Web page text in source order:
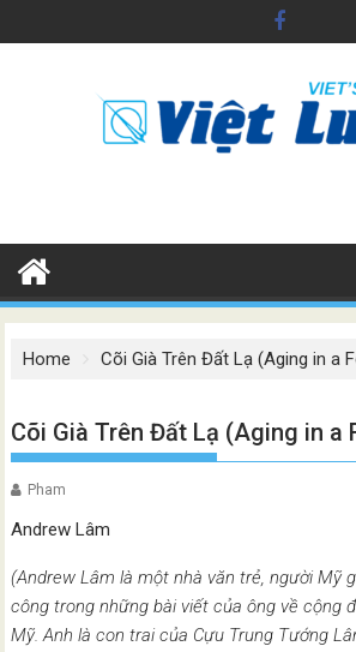
to
Home Cõi Già Trên Đất Lạ (Aging in a
Cõi Già Trên Đất Lạ (Aging in a
Pham
Andrew Lâm
(Andrew Lâm là một nhà văn trẻ, người Mỹ g
công trong những bài viết củaông về cộngđ
Mỹ. Anh là con trai của Cựu Trung Tướng Lâ